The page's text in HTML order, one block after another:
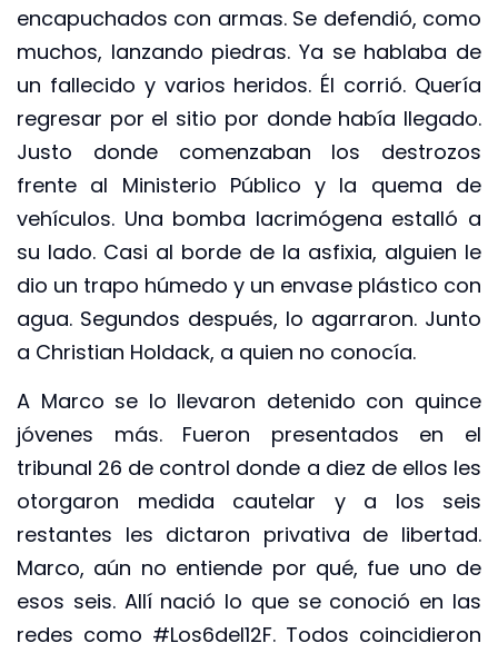
encapuchados con armas. Se defendió, como
muchos, lanzando piedras. Ya se hablaba de
un fallecido y varios heridos. Él corrió. Quería
regresar por el sitio por donde había llegado.
Justo donde comenzaban los destrozos
frente al Ministerio Público y la quema de
vehículos. Una bomba lacrimógena estalló a
su lado. Casi al borde de la asfixia, alguien le
dio un trapo húmedo y un envase plástico con
agua. Segundos después, lo agarraron. Junto
a Christian Holdack, a quien no conocía.
A Marco se lo llevaron detenido con quince
jóvenes más. Fueron presentados en el
tribunal 26 de control donde a diez de ellos les
otorgaron medida cautelar y a los seis
restantes les dictaron privativa de libertad.
Marco, aún no entiende por qué, fue uno de
esos seis. Allí nació lo que se conoció en las
redes como #Los6del12F. Todos coincidieron